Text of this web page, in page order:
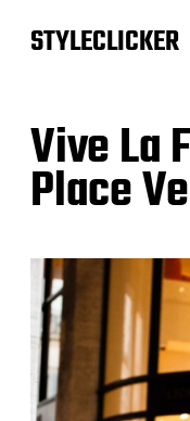
STYLECLICKER
Vive La
Place